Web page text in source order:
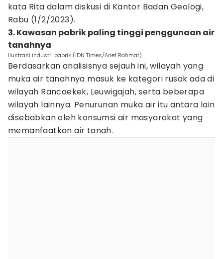
kata Rita dalam diskusi di Kantor Badan Geologi,
Rabu (1/2/2023).
3. Kawasan pabrik paling tinggi penggunaan air
tanahnya
Ilustrasi industri pabrik (IDN Times/Arief Rahmat)
Berdasarkan analisisnya sejauh ini, wilayah yang
muka air tanahnya masuk ke kategori rusak ada di
wilayah Rancaekek, Leuwigajah, serta beberapa
wilayah lainnya. Penurunan muka air itu antara lain
disebabkan oleh konsumsi air masyarakat yang
memanfaatkan air tanah.